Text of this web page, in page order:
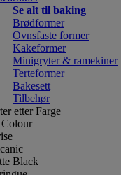
Se alt til baking
Brødformer
Ovnsfaste former
Kakeformer
Minigryter & ramekiner
Terteformer
Bakesett
Tilbehør
etter Farge
Black